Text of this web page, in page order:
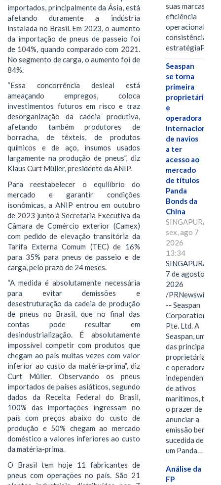
importados, principalmente da Ásia, está
afetando duramente a indústria
instalada no Brasil. Em 2023, o aumento
da importação de pneus de passeio foi
de 104%, quando comparado com 2021.
No segmento de carga, o aumento foi de
84%.
“Essa concorrência desleal está
ameaçando empregos, coloca
investimentos futuros em risco e traz
desorganização da cadeia produtiva,
afetando também produtores de
borracha, de têxteis, de produtos
químicos e de aço, insumos usados
largamente na produção de pneus”, diz
Klaus Curt Müller, presidente da ANIP.
Para reestabelecer o equilíbrio do
mercado e garantir condições
isonômicas, a ANIP entrou em outubro
de 2023 junto à Secretaria Executiva da
Câmara de Comércio exterior (Camex)
com pedido de elevação transitória da
Tarifa Externa Comum (TEC) de 16%
para 35% para pneus de passeio e de
carga, pelo prazo de 24 meses.
“A medida é absolutamente necessária
para evitar demissões e
desestruturação da cadeia de produção
de pneus no Brasil, que no final das
contas pode resultar em
desindustrialização. É absolutamente
impossível competir com produtos que
chegam ao país muitas vezes com valor
inferior ao custo da matéria-prima”, diz
Curt Müller. Observando os pneus
importados de países asiáticos, segundo
dados da Receita Federal do Brasil,
100% das importações ingressam no
país com preços abaixo do custo de
produção e 50% chegam ao mercado
doméstico a valores inferiores ao custo
da matéria-prima.
O Brasil tem hoje 11 fabricantes de
pneus com operações no país. São 21
suas marcas, a
eficiência
operacional e a
consistência de
Seaspan
se torna
primeira
proprietária
e
operadora
internacional
de navios
a ter
acesso ao
mercado
de títulos
Panda
Bonds da
China
SINGAPURA,
sex, ago 7
2026
13:34
SINGAPURA,
7 de agosto de
2026
/PRNewswire/
-- Seaspan
Corporation
Pte. Ltd. A
Seaspan, uma
das principais
proprietárias
e operadoras
independentes
de ativos
marítimos, tem
o prazer de
anunciar a
emissão bem-
sucedida de
um Panda…
Análise da
FP